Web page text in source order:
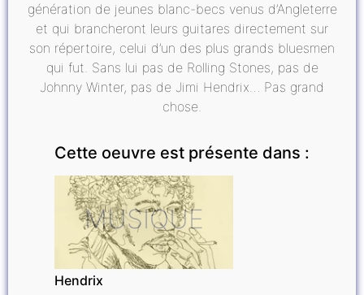
génération de jeunes blanc-becs venus d’Angleterre
et qui brancheront leurs guitares directement sur
son répertoire, celui d’un des plus grands bluesmen
qui fut. Sans lui pas de Rolling Stones, pas de
Johnny Winter, pas de Jimi Hendrix… Pas grand
chose.
Cette oeuvre est présente dans :
MUSIQUE
Hendrix